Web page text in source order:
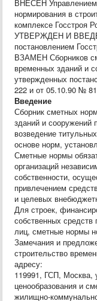
ВНЕСЕН Управлением
нормирования в
комплексе Госстроя
УТВЕРЖДЕН И
постановлением
ВЗАМЕН Сборников
временных зданий и
утвержденных
222 и от 05.10.90 №
Введение
Сборник сметных
зданий и сооружений
возведение
основе норм,
Сметные нормы
организаций
собственности,
привлечением
и целевых
Для строек,
собственных средств
лиц, сметные нормы
Замечания и
строительство
адресу:
119991, ГСП, Москва,
ценообразования и
жилищно-